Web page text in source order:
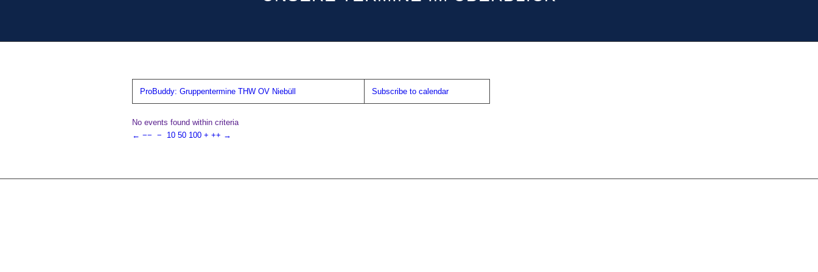
ProBuddy: Gruppentermine THW OV Niebüll Subscribe to calendar
No events found within criteria
← −− − 10 50 100 + ++ →